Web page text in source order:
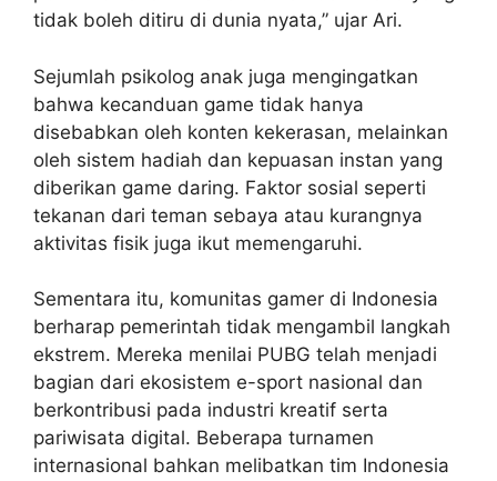
tidak boleh ditiru di dunia nyata,” ujar Ari.
Sejumlah psikolog anak juga mengingatkan
bahwa kecanduan game tidak hanya
disebabkan oleh konten kekerasan, melainkan
oleh sistem hadiah dan kepuasan instan yang
diberikan game daring. Faktor sosial seperti
tekanan dari teman sebaya atau kurangnya
aktivitas fisik juga ikut memengaruhi.
Sementara itu, komunitas gamer di Indonesia
berharap pemerintah tidak mengambil langkah
ekstrem. Mereka menilai PUBG telah menjadi
bagian dari ekosistem e-sport nasional dan
berkontribusi pada industri kreatif serta
pariwisata digital. Beberapa turnamen
internasional bahkan melibatkan tim Indonesia